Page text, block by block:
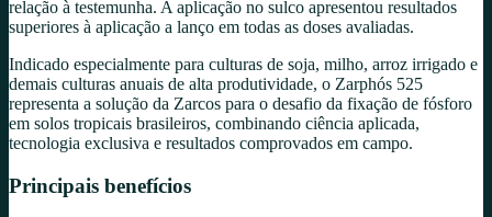
relação à testemunha. A aplicação no sulco apresentou resultados
superiores à aplicação a lanço em todas as doses avaliadas.
Indicado especialmente para culturas de soja, milho, arroz irrigado e
demais culturas anuais de alta produtividade, o Zarphós 525
representa a solução da Zarcos para o desafio da fixação de fósforo
em solos tropicais brasileiros, combinando ciência aplicada,
tecnologia exclusiva e resultados comprovados em campo.
Principais benefícios